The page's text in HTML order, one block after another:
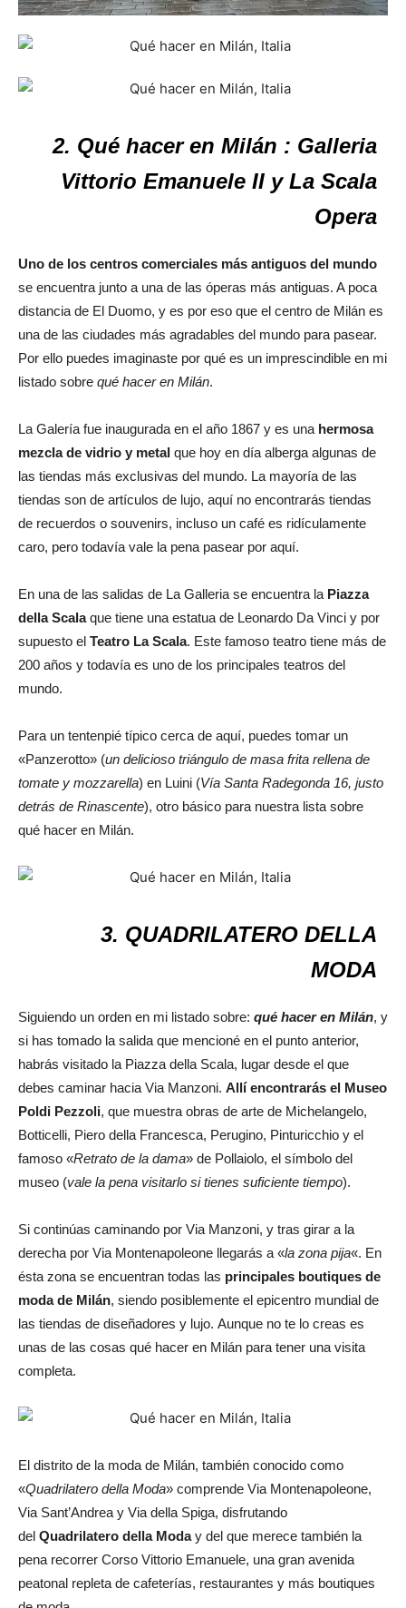
2. Qué hacer en Milán : Galleria
Vittorio Emanuele II y La Scala
Opera
Uno de los centros comerciales más antiguos del mundo
se encuentra junto a una de las óperas más antiguas. A poca
distancia de El Duomo, y es por eso que el centro de Milán es
una de las ciudades más agradables del mundo para pasear.
Por ello puedes imaginaste por qué es un imprescindible en mi
listado sobre qué hacer en Milán.
La Galería fue inaugurada en el año 1867 y es una hermosa
mezcla de vidrio y metal que hoy en día alberga algunas de
las tiendas más exclusivas del mundo. La mayoría de las
tiendas son de artículos de lujo, aquí no encontrarás tiendas
de recuerdos o souvenirs, incluso un café es ridículamente
caro, pero todavía vale la pena pasear por aquí.
En una de las salidas de La Galleria se encuentra la Piazza
della Scalaque tiene una estatua de Leonardo Da Vinci y por
supuesto el Teatro La Scala. Este famoso teatro tiene más de
200 años y todavía es uno de los principales teatros del
mundo.
Para un tentenpié típico cerca de aquí, puedes tomar un
«Panzerotto» (un delicioso triángulo de masa frita rellena de
tomate y mozzarella) en Luini (Vía Santa Radegonda 16, justo
detrás de Rinascente), otro básico para nuestra lista sobre
qué hacer en Milán.
3. QUADRILATERO DELLA
MODA
Siguiendo un orden en mi listado sobre: qué hacer en Milán, y
si has tomado la salida que mencioné en el punto anterior,
habrás visitado la Piazza della Scala, lugar desde el que
debes caminar hacia Via Manzoni. Allí encontrarás el Museo
Poldi Pezzoli, que muestra obras de arte de Michelangelo,
Botticelli, Piero della Francesca, Perugino, Pinturicchio y el
famoso «Retrato de la dama» de Pollaiolo, el símbolo del
museo (vale la pena visitarlo si tienes suficiente tiempo).
Si continúas caminando por Via Manzoni, y tras girar a la
derecha por Via Montenapoleone llegarás a «la zona pija«. En
ésta zona se encuentran todas las principales boutiques de
moda de Milán, siendo posiblemente el epicentro mundial de
las tiendas de diseñadores y lujo. Aunque no te lo creas es
unas de las cosas qué hacer en Milán para tener una visita
completa.
El distrito de la moda de Milán, también conocido como
«Quadrilatero della Moda» comprende Via Montenapoleone,
Via Sant’Andrea y Via della Spiga, disfrutando
del Quadrilatero della Moday del que merece también la
pena recorrer Corso Vittorio Emanuele, una gran avenida
peatonal repleta de cafeterías, restaurantes y más boutiques